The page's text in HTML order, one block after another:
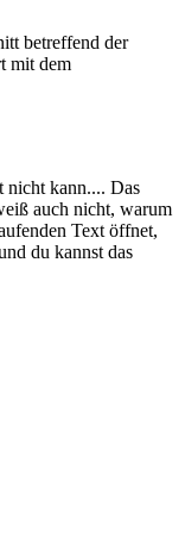
betreffend der
mit dem
nicht kann.... Das
auch nicht, warum
Text öffnet,
du kannst das